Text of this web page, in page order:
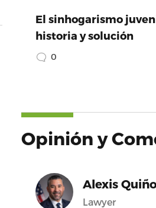
El sinhogarismo
historia y solución
0
Opinión y
Alexis
Lawyer